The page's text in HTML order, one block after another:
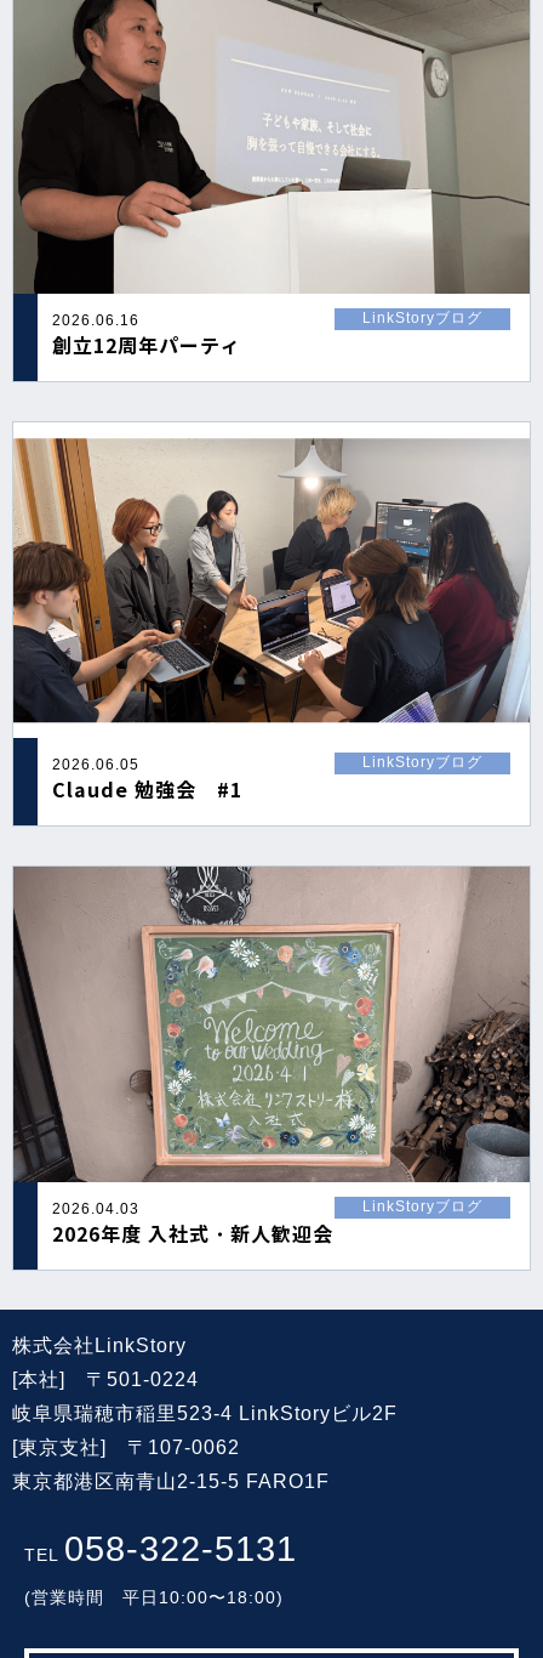
2026.06.16 LinkStoryブログ
創立12周年パーティ
2026.06.05 LinkStoryブログ
Claude 勉強会 #1
2026.04.03 LinkStoryブログ
2026年度 入社式・新人歓迎会
株式会社LinkStory
[本社] 〒501-0224
岐阜県瑞穂市稲里523-4 LinkStoryビル2F
[東京支社] 〒107-0062
東京都港区南青山2-15-5 FARO1F
TEL 058-322-5131
(営業時間 平日10:00〜18:00)